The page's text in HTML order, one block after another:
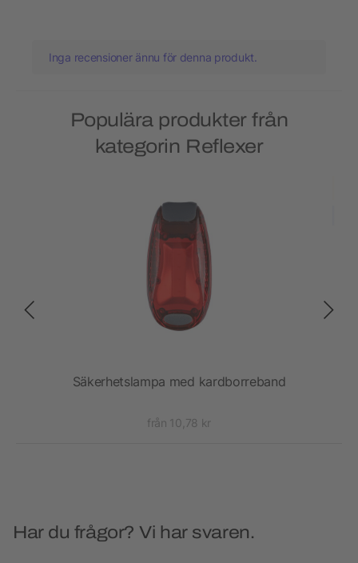
Inga recensioner ännu för denna produkt.
Populära produkter från
kategorin Reflexer
Säkerhetslampa med kardborreband
från 10,78 kr
Har du frågor? Vi har svaren.